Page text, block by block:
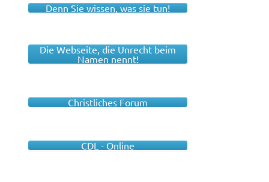
Denn Sie wissen, was sie tun!
Die Webseite, die Unrecht beim
Namen nennt!
Christliches Forum
CDL - Online